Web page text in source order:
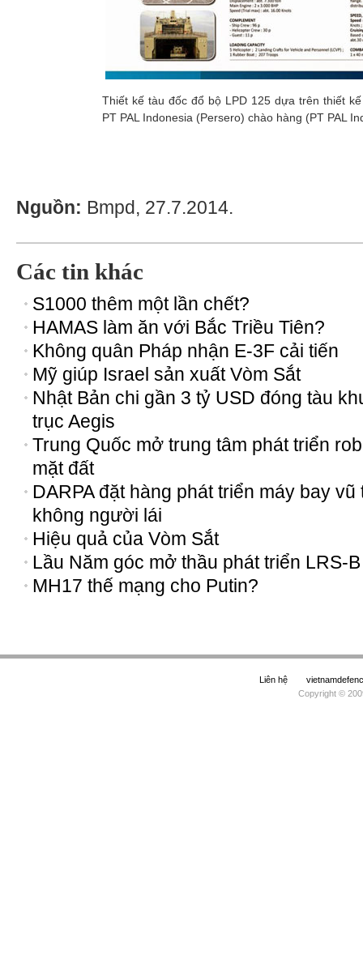
Thiết kế tàu đốc đổ bộ LPD 125 dựa trên thiết
PT PAL Indonesia (Persero) chào hàng (PT PAL
Nguồn: Bmpd, 27.7.2014.
Các tin khác
S1000 thêm một lần chết?
HAMAS làm ăn với Bắc Triều Tiên?
Không quân Pháp nhận E-3F cải tiến
Mỹ giúp Israel sản xuất Vòm Sắt
Nhật Bản chi gần 3 tỷ USD đóng tàu
trục Aegis
Trung Quốc mở trung tâm phát triển
mặt đất
DARPA đặt hàng phát triển máy bay vũ
không người lái
Hiệu quả của Vòm Sắt
Lầu Năm góc mở thầu phát triển LRS-B
MH17 thế mạng cho Putin?
Liên hệ
Copyright ©